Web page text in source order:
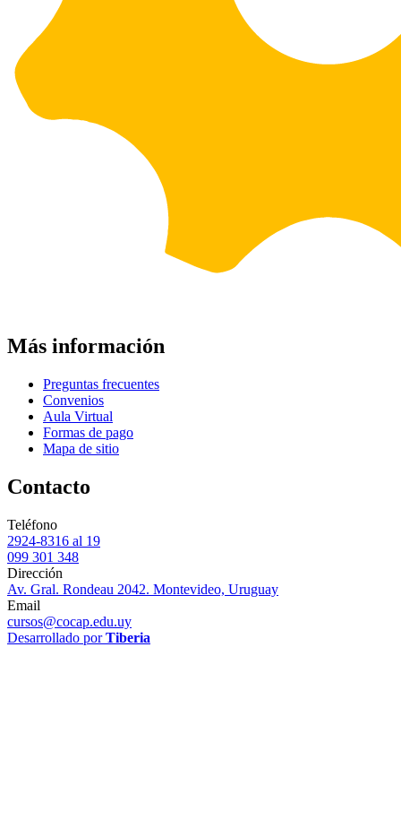
Más información
Preguntas frecuentes
Convenios
Aula Virtual
Formas de pago
Mapa de sitio
Contacto
Teléfono
2924-8316 al 19
099 301 348
Dirección
Av. Gral. Rondeau 2042. Montevideo, Uruguay
Email
cursos@cocap.edu.uy
Desarrollado porTiberia